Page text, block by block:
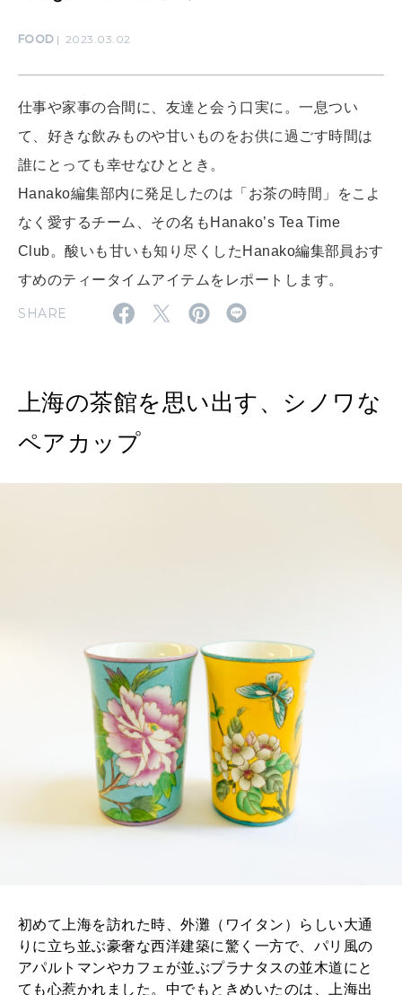
WORK&MONEY
いい人生って？
MAGAZINE
2026年9月号「北海道 おいしく遊ぶ、夏のご褒美旅。」
2026年8月号『お茶の時間です。』
2026年6月号「大銀座 トレンドが生まれる 新しい一流店へ。」
2026年5月号「“大好き”に出会いに。韓国」
2025年12月号「お酒の新常識。」
FOOD 2023.03.02
仕事や家事の合間に、友達と会う口実に。一息つい
て、好きな飲みものや甘いものをお供に過ごす時間は
誰にとっても幸せなひととき。
Hanako編集部内に発足したのは「お茶の時間」をこよ
なく愛するチーム、その名もHanako’s Tea Time
Club。酸いも甘いも知り尽くしたHanako編集部員おす
すめのティータイムアイテムをレポートします。
SHARE
上海の茶館を思い出す、シノワな
ペアカップ
初めて上海を訪れた時、外灘（ワイタン）らしい大通
りに立ち並ぶ豪奢な西洋建築に驚く一方で、パリ風の
アパルトマンやカフェが並ぶプラナタスの並木道にと
ても心惹かれました。中でもときめいたのは、上海出